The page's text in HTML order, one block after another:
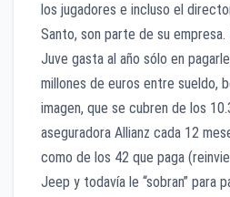
los jugadores e incluso el
Santo, son parte de su empresa.
Juve gasta al año sólo en
millones de euros entre sueldo,
imagen, que se cubren de los
aseguradora Allianz cada 12
como de los 42 que paga
Jeep y todavía le “sobran” para